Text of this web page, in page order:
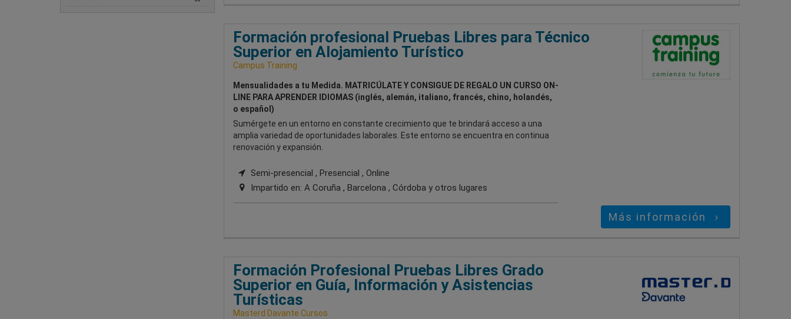
Formación profesional Pruebas Libres para Técnico
Superior en Alojamiento Turístico
Campus Training
Mensualidades a tu Medida. MATRICÚLATE Y CONSIGUE DE REGALO UN CURSO ON-
LINE PARA APRENDER IDIOMAS (inglés, alemán, italiano, francés, chino, holandés,
o español)
Sumérgete en un entorno en constante crecimiento que te brindará acceso a una
amplia variedad de oportunidades laborales. Este entorno se encuentra en continua
renovación y expansión.
Semi-presencial , Presencial , Online
Impartido en: A Coruña , Barcelona , Córdoba y otros lugares
Más información
Formación Profesional Pruebas Libres Grado
Superior en Guía, Información y Asistencias
Turísticas
Masterd Davante Cursos